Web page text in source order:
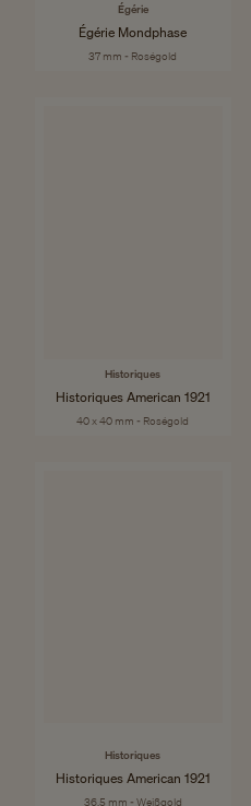
Égérie
Égérie Mondphase
37 mm - Roségold
Historiques
Historiques American 1921
40 x 40 mm - Roségold
Historiques
Historiques American 1921
36,5 mm - Weißgold